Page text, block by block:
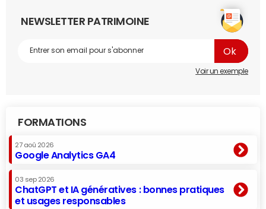
NEWSLETTER PATRIMOINE
Voir un exemple
FORMATIONS
27 aoû 2026
Google Analytics GA4
03 sep 2026
ChatGPT et IA génératives : bonnes pratiques
et usages responsables